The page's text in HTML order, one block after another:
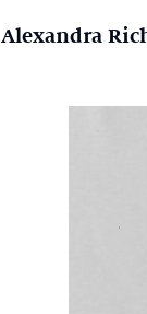
Alexandra